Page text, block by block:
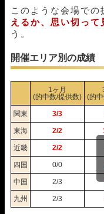
07月23日びわこ04R
4-
07月21日津05R
1-
07月19日宮島12R
07月17日下関02R
1-
07月12日平和島11R
3-
07月11日浜名湖02R
3-
07月09日桐生08R
5-
07月07日住之江12R
1-
06月30日唐津05R
1-
06月27日桐生10R
1-
06月23日児島05R
1-
06月19日常滑07R
06月18日鳴門10R
1-
このような会場での
えるか、思い切っ
う。
開催エリア別の成績
1ヶ月
(的中数/提供数)
(的
関東 3/3
東海 2/2
近畿 2/2
四国 0/0
中国 2/3
九州 2/3